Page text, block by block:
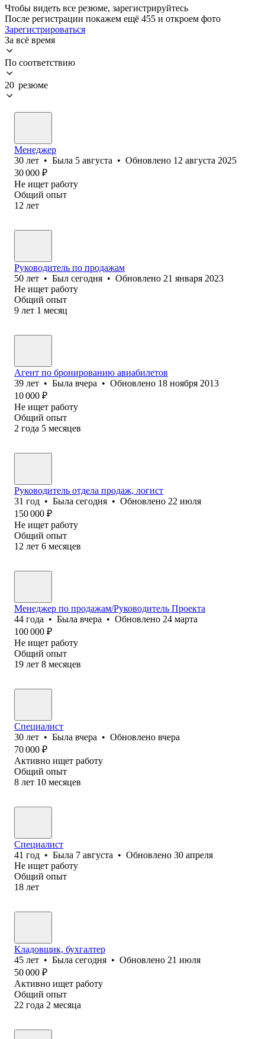
Чтобы видеть все резюме, зарегистрируйтесь
После регистрации покажем ещё 455 и откроем фото
Зарегистрироваться
За всё время
По соответствию
20 резюме
Менеджер
30 лет • Была 5 августа • Обновлено 12 августа 2025
30 000 ₽
Не ищет работу
Общий опыт
12 лет
Руководитель по продажам
50 лет • Был сегодня • Обновлено 21 января 2023
Не ищет работу
Общий опыт
9 лет 1 месяц
Агент по бронированию авиабилетов
39 лет • Была вчера • Обновлено 18 ноября 2013
10 000 ₽
Не ищет работу
Общий опыт
2 года 5 месяцев
Руководитель отдела продаж, логист
31 год • Была сегодня • Обновлено 22 июля
150 000 ₽
Не ищет работу
Общий опыт
12 лет 6 месяцев
Менеджер по продажам/Руководитель Проекта
44 года • Была вчера • Обновлено 24 марта
100 000 ₽
Не ищет работу
Общий опыт
19 лет 8 месяцев
Специалист
30 лет • Была вчера • Обновлено вчера
70 000 ₽
Активно ищет работу
Общий опыт
8 лет 10 месяцев
Специалист
41 год • Была 7 августа • Обновлено 30 апреля
Не ищет работу
Общий опыт
18 лет
Кладовщик, бухгалтер
45 лет • Была сегодня • Обновлено 21 июля
50 000 ₽
Активно ищет работу
Общий опыт
22 года 2 месяца